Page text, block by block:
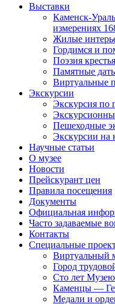
Выставки
Каменск-
измерениях
Жилые
Гордимся и
Поэзия
Памятные
Виртуальные
Экскурсии
Экскурсия по
Пешеходные
Экскурсии на
Научные статьи
О музее
Новости
Прейскурант цен
Правила посещения
Документы
Официальная
Часто задаваемые
Контакты
Специальные
Виртуальный
Город
Сто лет
Каменцы —
Медали и